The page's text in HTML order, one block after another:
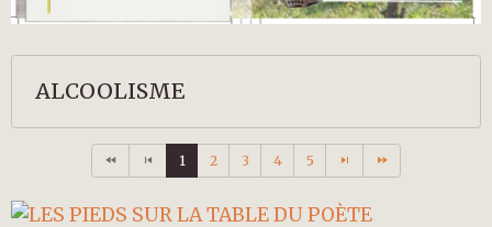
ALCOOLISME
1 2 3 4 5